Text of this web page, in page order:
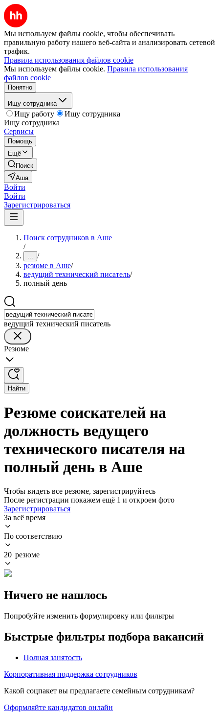
Мы используем файлы cookie, чтобы обеспечивать
правильную работу нашего веб-сайта и анализировать сетевой
трафик.
Правила использования файлов cookie
Мы используем файлы cookie. Правила использования
файлов cookie
Понятно
Ищу сотрудника
Ищу работу
Ищу сотрудника
Ищу сотрудника
Сервисы
Помощь
Ещё
Поиск
Аша
Войти
Войти
Зарегистрироваться
Поиск сотрудников в Аше
/
... /
резюме в Аше/
ведущий технический писатель/
полный день
ведущий технический писатель
Резюме
Найти
Резюме соискателей на
должность ведущего
технического писателя на
полный день в Аше
Чтобы видеть все резюме, зарегистрируйтесь
После регистрации покажем ещё 1 и откроем фото
Зарегистрироваться
За всё время
По соответствию
20 резюме
Ничего не нашлось
Попробуйте изменить формулировку или фильтры
Быстрые фильтры подбора вакансий
Полная занятость
Корпоративная поддержка сотрудников
Какой соцпакет вы предлагаете семейным сотрудникам?
Оформляйте кандидатов онлайн